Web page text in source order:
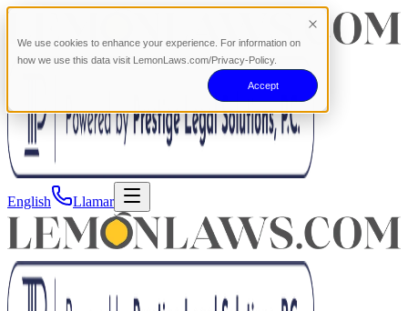
We use cookies to enhance your experience. For information on
how we use this data visit LemonLaws.com/Privacy-Policy.
Accept
English Llamar